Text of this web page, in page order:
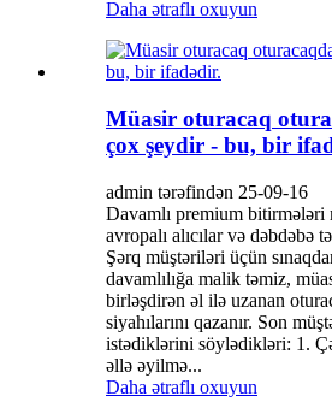
Daha ətraflı oxuyun
Müasir oturacaq
çox şeydir - bu, bir
admin tərəfindən 25-09-16
Davamlı premium bitirmələri
avropalı alıcılar və dəbdəbə
Şərq müştəriləri üçün
davamlılığa malik təmiz,
birləşdirən əl ilə uzanan
siyahılarını qazanır. Son
istədiklərini söylədikləri: 1.
əllə əyilmə...
Daha ətraflı oxuyun